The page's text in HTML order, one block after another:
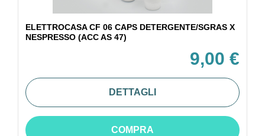
ELETTROCASA CF 06 CAPS DETERGENTE/SGRAS X
NESPRESSO (ACC AS 47)
9,00 €
DETTAGLI
COMPRA